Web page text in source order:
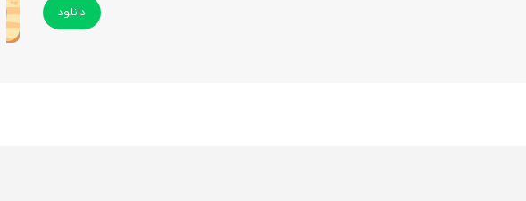
دانلود